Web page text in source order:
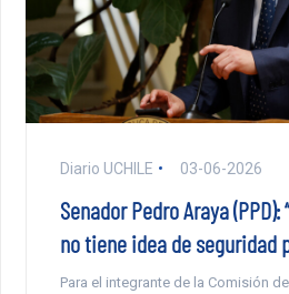
Diario UCHILE 03-06-2026
Senador Pedro Araya
no tiene idea de seguridad
Para el integrante de la Comisión